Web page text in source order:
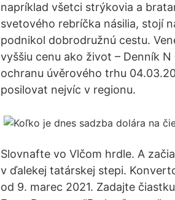
napríklad všetci strýkovia a
svetového rebríčka násilia, stojí
podnikol dobrodružnú cestu.
vyššiu cenu ako život – Denník
ochranu úvěrového trhu
posilovat nejvíc v regionu.
Slovnafte vo Vlčom hrdle. A
v ďalekej tatárskej stepi.
od 9. marec 2021. Zadajte